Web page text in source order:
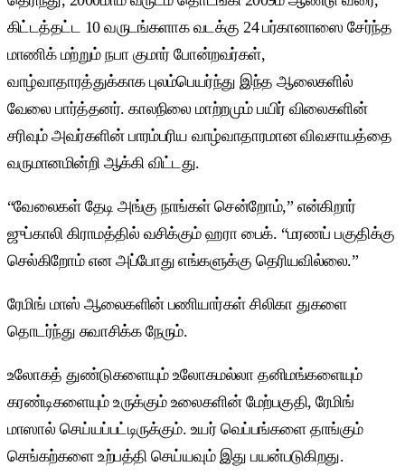
கிட்டத்தட்ட 10 வருடங்களாக வடக்கு 24 பர்கானாஸை சேர்ந்த
மாணிக் மற்றும் நபா குமார் போன்றவர்கள்,
வாழ்வாதாரத்துக்காக புலம்பெயர்ந்து இந்த ஆலைகளில்
வேலை பார்த்தனர். காலநிலை மாற்றமும் பயிர் விலைகளின்
சரிவும் அவர்களின் பாரம்பரிய வாழ்வாதாரமான விவசாயத்தை
வருமானமின்றி ஆக்கி விட்டது.
“வேலைகள் தேடி அங்கு நாங்கள் சென்றோம்,” என்கிறார்
ஜுப்காலி கிராமத்தில் வசிக்கும் ஹரா பைக். “மரணப் பகுதிக்கு
செல்கிறோம் என அப்போது எங்களுக்கு தெரியவில்லை.”
ரேமிங் மாஸ் ஆலைகளின் பணியார்கள் சிலிகா துகளை
தொடர்ந்து சுவாசிக்க நேரும்.
உலோகத் துண்டுகளையும் உலோகமல்லா தனிமங்களையும்
கரண்டிகளையும் உருக்கும் உலைகளின் மேற்பகுதி, ரேமிங்
மாஸால் செய்யப்பட்டிருக்கும். உயர் வெப்பங்களை தாங்கும்
செங்கற்களை உற்பத்தி செய்யவும் இது பயன்படுகிறது.